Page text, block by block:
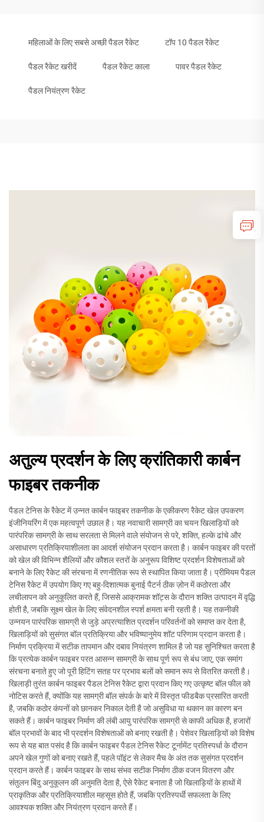
महिलाओं के लिए सबसे अच्छी पैडल रैकेट टॉप 10 पैडल रैकेट
पैडल रैकेट खरीदें पैडल रैकेट काला पावर पैडल रैकेट
पैडल नियंत्रण रैकेट
अतुल्य प्रदर्शन के लिए क्रांतिकारी कार्बन
फाइबर तकनीक
पैडल टेनिस के रैकेट में उन्नत कार्बन फाइबर तकनीक के एकीकरण रैकेट खेल उपकरण
इंजीनियरिंग में एक महत्वपूर्ण उछाल है। यह नवाचारी सामग्री का चयन खिलाड़ियों को
पारंपरिक सामग्री के साथ सरलता से मिलने वाले संयोजन से परे, शक्ति, हल्के ढांचे और
असाधारण प्रतिक्रियाशीलता का आदर्श संयोजन प्रदान करता है। कार्बन फाइबर की परतों
को खेल की विभिन्न शैलियों और कौशल स्तरों के अनुरूप विशिष्ट प्रदर्शन विशेषताओं को
बनाने के लिए रैकेट की संरचना में रणनीतिक रूप से स्थापित किया जाता है। प्रीमियम पैडल
टेनिस रैकेट में उपयोग किए गए बहु-दिशात्मक बुनाई पैटर्न ठीक ज़ोन में कठोरता और
लचीलापन को अनुकूलित करते हैं, जिससे आक्रामक शॉट्स के दौरान शक्ति उत्पादन में वृद्धि
होती है, जबकि सूक्ष्म खेल के लिए संवेदनशील स्पर्श क्षमता बनी रहती है। यह तकनीकी
उन्नयन पारंपरिक सामग्री से जुड़े अप्रत्याशित प्रदर्शन परिवर्तनों को समाप्त कर देता है,
खिलाड़ियों को सुसंगत बॉल प्रतिक्रिया और भविष्यानुमेय शॉट परिणाम प्रदान करता है।
निर्माण प्रक्रिया में सटीक तापमान और दबाव नियंत्रण शामिल है जो यह सुनिश्चित करता है
कि प्रत्येक कार्बन फाइबर परत आसन्न सामग्री के साथ पूर्ण रूप से बंध जाए, एक समांग
संरचना बनाते हुए जो पूरी हिटिंग सतह पर प्रभाव बलों को समान रूप से वितरित करती है।
खिलाड़ी तुरंत कार्बन फाइबर पैडल टेनिस रैकेट द्वारा प्रदान किए गए उत्कृष्ट बॉल फील को
नोटिस करते हैं, क्योंकि यह सामग्री बॉल संपर्क के बारे में विस्तृत फीडबैक प्रसारित करती
है, जबकि कठोर कंपनों को छानकर निकाल देती है जो असुविधा या थकान का कारण बन
सकते हैं। कार्बन फाइबर निर्माण की लंबी आयु पारंपरिक सामग्री से काफी अधिक है, हजारों
बॉल प्रभावों के बाद भी प्रदर्शन विशेषताओं को बनाए रखती है। पेशेवर खिलाड़ियों को विशेष
रूप से यह बात पसंद है कि कार्बन फाइबर पैडल टेनिस रैकेट टूर्नामेंट प्रतिस्पर्धा के दौरान
अपने खेल गुणों को बनाए रखते हैं, पहले पॉइंट से लेकर मैच के अंत तक सुसंगत प्रदर्शन
प्रदान करते हैं। कार्बन फाइबर के साथ संभव सटीक निर्माण ठीक वजन वितरण और
संतुलन बिंदु अनुकूलन की अनुमति देता है, ऐसे रैकेट बनाता है जो खिलाड़ियों के हाथों में
प्राकृतिक और प्रतिक्रियाशील महसूस होते हैं, जबकि प्रतिस्पर्धी सफलता के लिए
आवश्यक शक्ति और नियंत्रण प्रदान करते हैं।